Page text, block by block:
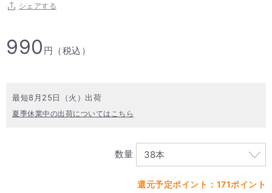
シェアする
990 円（税込）
最短8月25日（火）出荷
夏季休業中の出荷についてはこちら
数量
還元予定ポイント：171ポイント